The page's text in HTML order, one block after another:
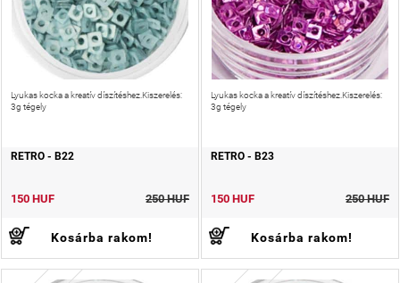
Lyukas kocka a kreatív díszítéshez.Kiszerelés:
3g tégely
RETRO - B22
150 HUF 250 HUF
Kosárba rakom!
Lyukas kocka a kreatív díszítéshez.Kiszerelés:
3g tégely
RETRO - B23
150 HUF 250 HUF
Kosárba rakom!